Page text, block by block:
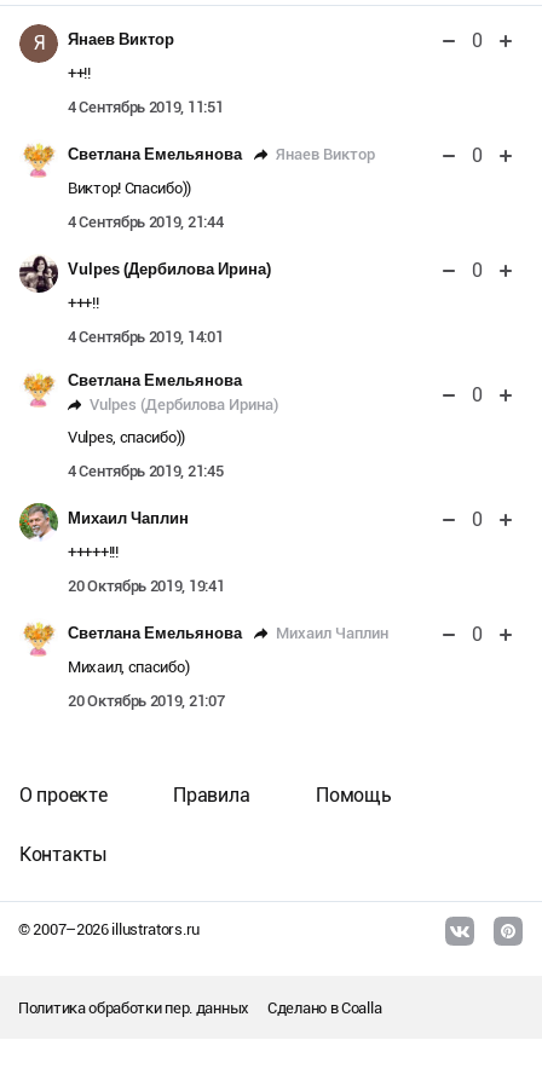
Я Янаев Виктор 0
++!!
4 Сентябрь 2019, 11:51
Светлана Емельянова Янаев Виктор 0
Виктор! Спасибо))
4 Сентябрь 2019, 21:44
Vulpes (Дербилова Ирина) 0
+++!!
4 Сентябрь 2019, 14:01
Светлана Емельянова
Vulpes (Дербилова Ирина)
0
Vulpes, спасибо))
4 Сентябрь 2019, 21:45
Михаил Чаплин 0
+++++!!!
20 Октябрь 2019, 19:41
Светлана Емельянова Михаил Чаплин 0
Михаил, спасибо)
20 Октябрь 2019, 21:07
© 2007–2026illustrators.ru
О проекте Правила Помощь
Контакты
Политика обработки пер. данных Сделано вCoalla